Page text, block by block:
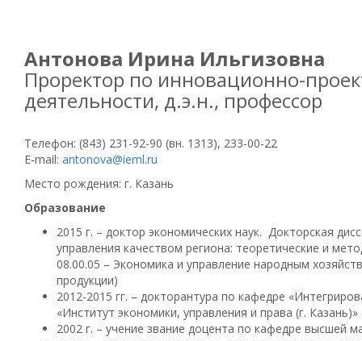
Антонова Ирина Ильгизовна
Проректор по инновационно-
деятельности, д.э.н., профессор
Телефон: (843) 231-92-90 (вн. 1313), 233-00-22
E-mail: antonova@ieml.ru
Место рождения: г. Казань
Образование
2015 г. – доктор экономических наук. Докторская
управления качеством региона: теоретические и
08.00.05 – Экономика и управление народным
продукции)
2012-2015 гг. – докторантура по кафедре
«Институт экономики, управления и права (г. Казань)»
2002 г. – учение звание доцента по кафедре высшей